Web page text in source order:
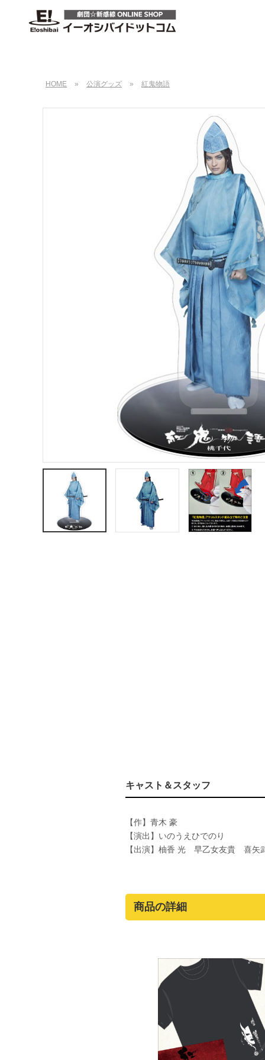
HOME » 公演グッズ » 紅鬼物語
キャスト＆スタッフ
【作】青木 豪
【演出】いのうえひでのり
【出演】柚香 光 早乙女友貴 喜
商品の詳細